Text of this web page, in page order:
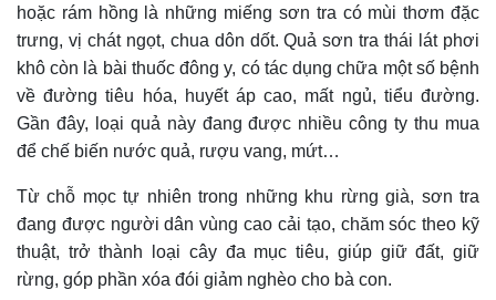
hoặc rám hồng là những miếng sơn tra có mùi thơm đặc
trưng, vị chát ngọt, chua dôn dốt. Quả sơn tra thái lát phơi
khô còn là bài thuốc đông y, có tác dụng chữa một số bệnh
về đường tiêu hóa, huyết áp cao, mất ngủ, tiểu đường.
Gần đây, loại quả này đang được nhiều công ty thu mua
để chế biến nước quả, rượu vang, mứt…
Từ chỗ mọc tự nhiên trong những khu rừng già, sơn tra
đang được người dân vùng cao cải tạo, chăm sóc theo kỹ
thuật, trở thành loại cây đa mục tiêu, giúp giữ đất, giữ
rừng, góp phần xóa đói giảm nghèo cho bà con.